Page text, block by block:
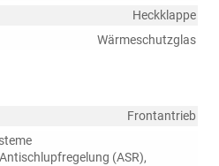
Heckklappe
Wärmeschutzglas
Frontantrieb
(ASR),